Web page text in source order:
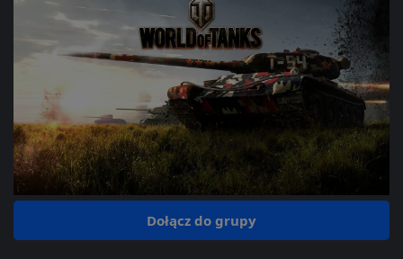
Dołącz do grupy